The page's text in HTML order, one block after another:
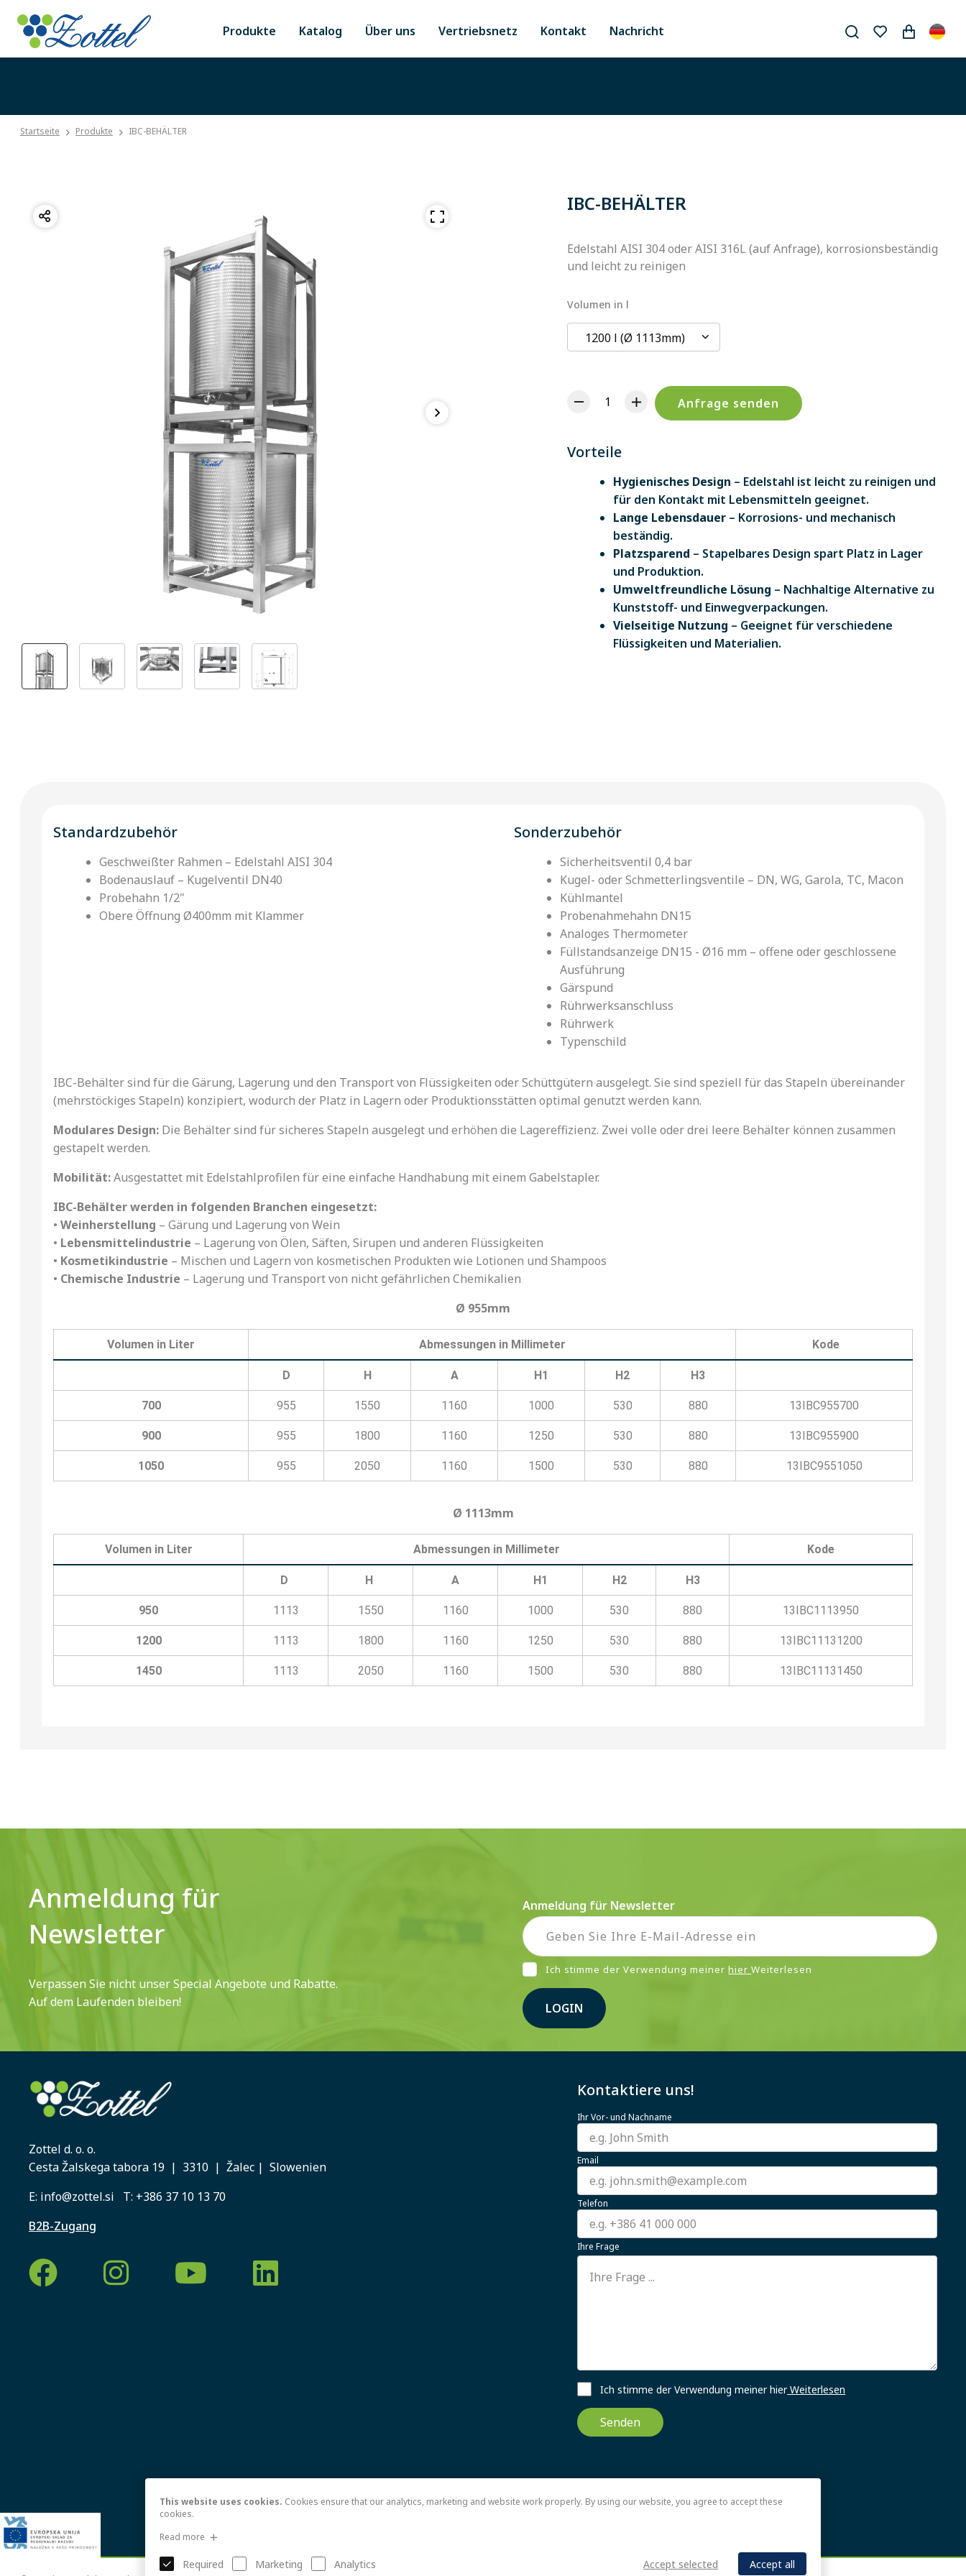
Produkte Katalog Über uns Vertriebsnetz Kontakt Nachricht
Startseite Produkte IBC-BEHÄLTER
IBC-BEHÄLTER
Edelstahl AISI 304 oder AISI 316L (auf Anfrage), korrosionsbeständig
und leicht zu reinigen
Volumen in l
1200 l (Ø 1113mm)
Anfrage senden
Vorteile
Hygienisches Design – Edelstahl ist leicht zu reinigen und
für den Kontakt mit Lebensmitteln geeignet.
Lange Lebensdauer – Korrosions- und mechanisch
beständig.
Platzsparend – Stapelbares Design spart Platz in Lager
und Produktion.
Umweltfreundliche Lösung – Nachhaltige Alternative zu
Kunststoff- und Einwegverpackungen.
Vielseitige Nutzung – Geeignet für verschiedene
Flüssigkeiten und Materialien.
Standardzubehör
Geschweißter Rahmen – Edelstahl AISI 304
Bodenauslauf – Kugelventil DN40
Probehahn 1/2"
Obere Öffnung Ø400mm mit Klammer
Sonderzubehör
Sicherheitsventil 0,4 bar
Kugel- oder Schmetterlingsventile – DN, WG, Garola, TC, Macon
Kühlmantel
Probenahmehahn DN15
Analoges Thermometer
Füllstandsanzeige DN15 - Ø16 mm – offene oder geschlossene
Ausführung
Gärspund
Rührwerksanschluss
Rührwerk
Typenschild
IBC-Behälter sind für die Gärung, Lagerung und den Transport von Flüssigkeiten oder Schüttgütern ausgelegt. Sie sind speziell für das Stapeln übereinander
(mehrstöckiges Stapeln) konzipiert, wodurch der Platz in Lagern oder Produktionsstätten optimal genutzt werden kann.
Modulares Design: Die Behälter sind für sicheres Stapeln ausgelegt und erhöhen die Lagereffizienz. Zwei volle oder drei leere Behälter können zusammen
gestapelt werden.
Mobilität:Ausgestattet mit Edelstahlprofilen für eine einfache Handhabung mit einem Gabelstapler.
IBC-Behälter werden in folgenden Branchen eingesetzt:
• Weinherstellung – Gärung und Lagerung von Wein
• Lebensmittelindustrie – Lagerung von Ölen, Säften, Sirupen und anderen Flüssigkeiten
• Kosmetikindustrie – Mischen und Lagern von kosmetischen Produkten wie Lotionen und Shampoos
• Chemische Industrie – Lagerung und Transport von nicht gefährlichen Chemikalien
Ø 955mm
Volumen in Liter Abmessungen in Millimeter Kode
D H A H1 H2 H3
700 955 1550 1160 1000 530 880 13IBC955700
900 955 1800 1160 1250 530 880 13IBC955900
1050 955 2050 1160 1500 530 880 13IBC9551050
Ø 1113mm
Volumen in Liter Abmessungen in Millimeter Kode
D H A H1 H2 H3
950 1113 1550 1160 1000 530 880 13IBC1113950
1200 1113 1800 1160 1250 530 880 13IBC11131200
1450 1113 2050 1160 1500 530 880 13IBC11131450
Anmeldung für
Newsletter
Verpassen Sie nicht unser Special Angebote und Rabatte.
Auf dem Laufenden bleiben!
Anmeldung für Newsletter
Ich stimme der Verwendung meinerhierWeiterlesen
LOGIN
Zottel d. o. o.
Cesta Žalskega tabora 19 | 3310 | Žalec | Slowenien
E: info@zottel.si T: +386 37 10 13 70
B2B-Zugang
Kontaktiere uns!
Ihr Vor- und Nachname
Email
Telefon
Ihre Frage
Ich stimme der Verwendung meiner hierWeiterlesen
Senden
This website uses cookies. Cookies ensure that our analytics, marketing and website work properly. By using our website, you agree to accept these
cookies.
Read more
Required Marketing Analytics Accept selected Accept all